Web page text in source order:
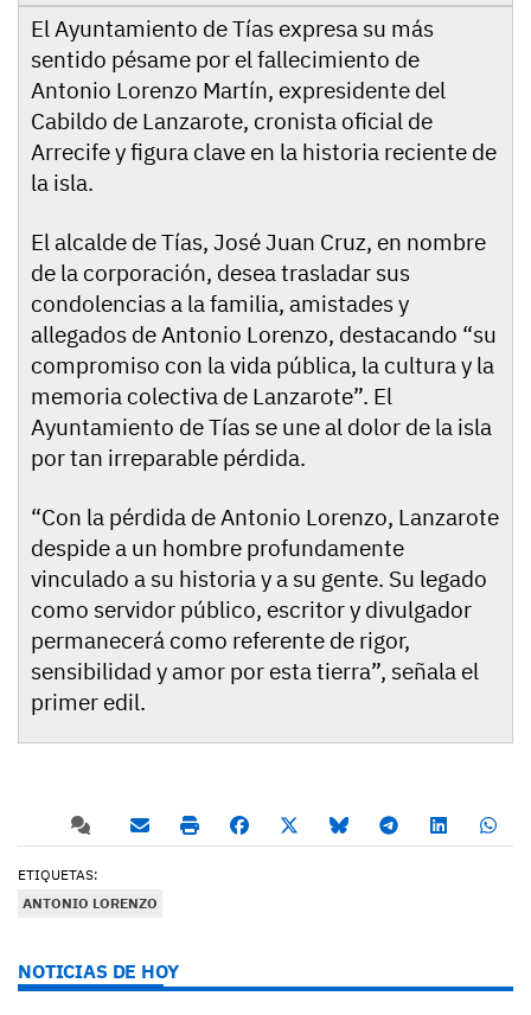
El Ayuntamiento de Tías expresa su más
sentido pésame por el fallecimiento de
Antonio Lorenzo Martín, expresidente del
Cabildo de Lanzarote, cronista oficial de
Arrecife y figura clave en la historia reciente de
la isla.
El alcalde de Tías, José Juan Cruz, en nombre
de la corporación, desea trasladar sus
condolencias a la familia, amistades y
allegados de Antonio Lorenzo, destacando “su
compromiso con la vida pública, la cultura y la
memoria colectiva de Lanzarote”. El
Ayuntamiento de Tías se une al dolor de la isla
por tan irreparable pérdida.
“Con la pérdida de Antonio Lorenzo, Lanzarote
despide a un hombre profundamente
vinculado a su historia y a su gente. Su legado
como servidor público, escritor y divulgador
permanecerá como referente de rigor,
sensibilidad y amor por esta tierra”, señala el
primer edil.
ETIQUETAS:
ANTONIO LORENZO
NOTICIAS DE HOY